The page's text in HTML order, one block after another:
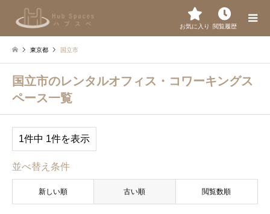
お気に入り 閲覧履歴
東京都 国立市
国立市のレンタルオフィス・コワーキングス
ペース一覧
1件中 1件を表示
並べ替え条件
新しい順 古い順 閲覧数順